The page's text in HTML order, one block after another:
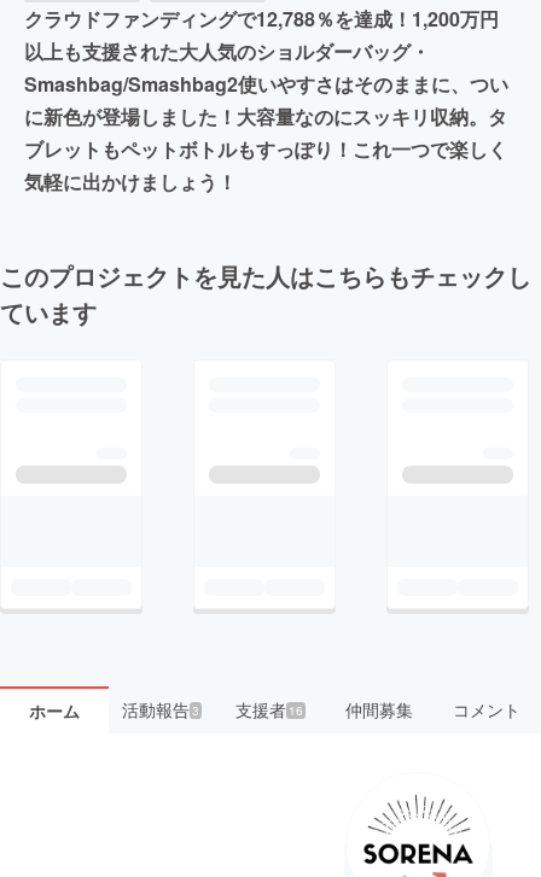
クラウドファンディングで12,788％を達成！1,200万円
以上も支援された大人気のショルダーバッグ・
Smashbag/Smashbag2使いやすさはそのままに、つい
に新色が登場しました！大容量なのにスッキリ収納。タ
ブレットもペットボトルもすっぽり！これ一つで楽しく
気軽に出かけましょう！
このプロジェクトを見た人はこちらもチェックし
ています
ホーム 活動報告3 支援者 16 仲間募集 コメント